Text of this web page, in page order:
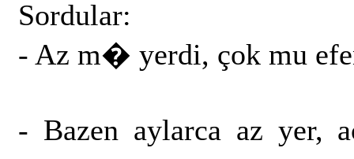
Sordular:
- Az m� yerdi, çok mu
- Bazen aylarca az